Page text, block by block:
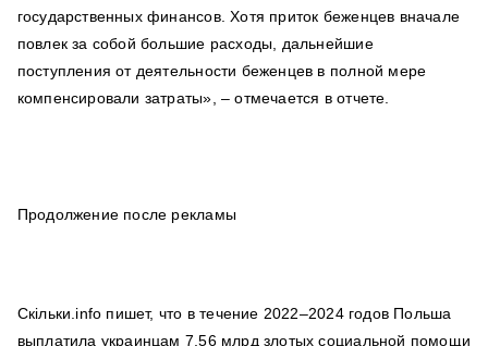
государственных финансов. Хотя приток беженцев вначале
повлек за собой большие расходы, дальнейшие
поступления от деятельности беженцев в полной мере
компенсировали затраты», – отмечается в отчете.
Продолжение после рекламы
Скільки.info пишет, что в течение 2022–2024 годов Польша
выплатила украинцам 7,56 млрд злотых социальной помощи